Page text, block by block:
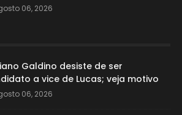
06, 2026
Galdino desiste de ser
a vice de Lucas; veja motivo
06, 2026